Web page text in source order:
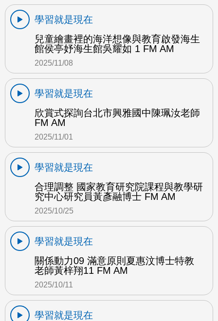
學習就是現在
兒童繪畫裡的海洋想像與教育啟發海生
館侯亭妤海生館吳耀如 1 FM AM
2025/11/08
學習就是現在
欣賞式探詢台北市興雅國中陳珮汝老師
FM AM
2025/11/01
學習就是現在
合理調整 國家教育研究院課程與教學研
究中心研究員黃彥融博士 FM AM
2025/10/25
學習就是現在
關係動力09 滿意原則夏惠汶博士特教
老師黃梓翔11 FM AM
2025/10/11
學習就是現在